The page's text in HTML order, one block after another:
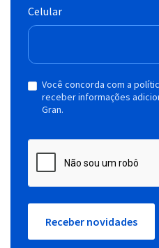
Celular
Você concorda com a
receber informações
Gran.
Receber novidades